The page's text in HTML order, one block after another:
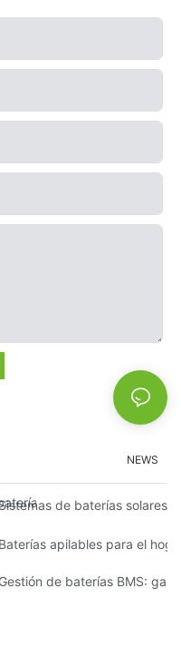
NEWS
comerciales:
de baterías solares
kW: Impulsando su futuro
Baterías apilables para el
sostenible para el
Gestión de baterías BMS: